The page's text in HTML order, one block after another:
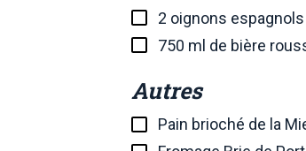
2 oignons espagnols
750 ml de bière
Autres
Pain brioché de la